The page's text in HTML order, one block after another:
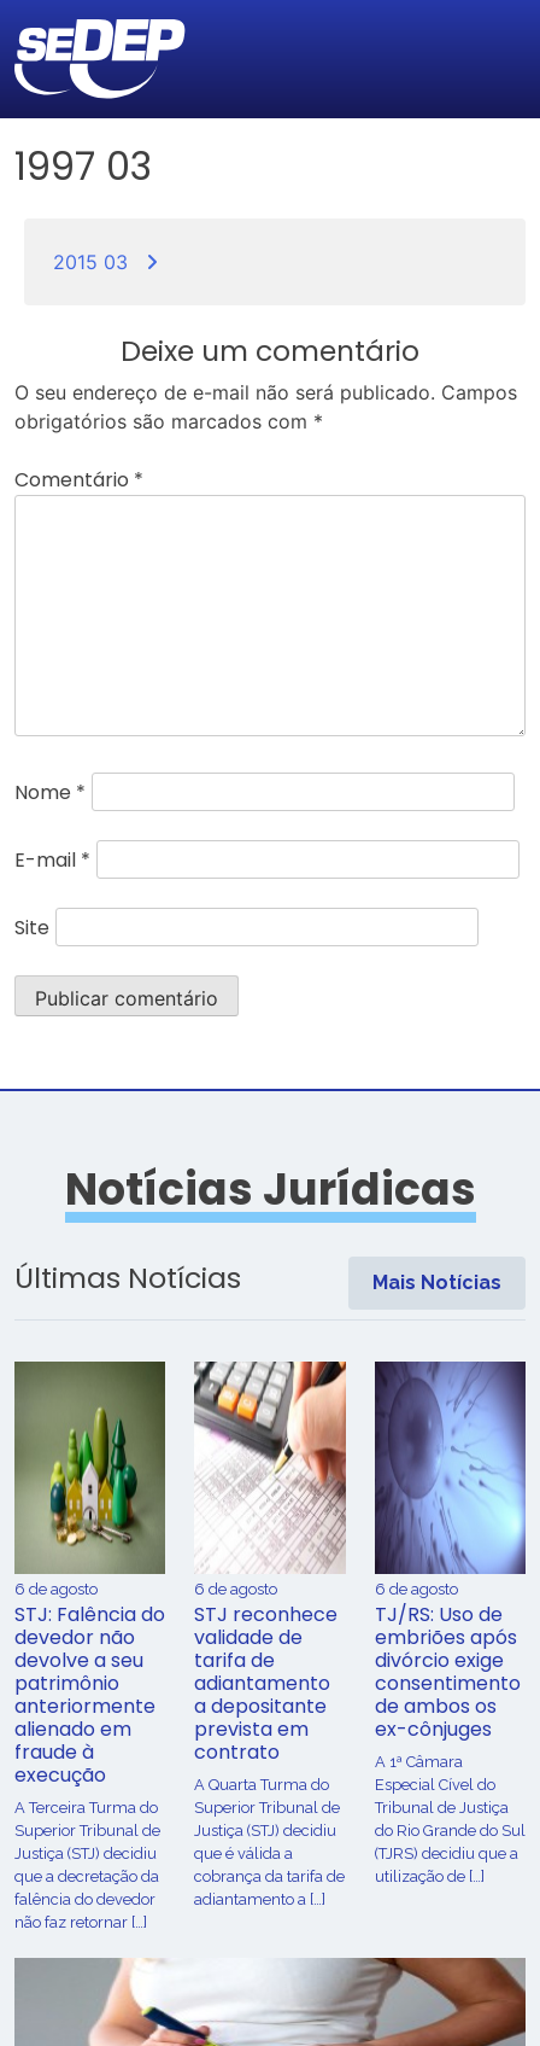
1997 03
2015 03
Deixe um comentário
O seu endereço de e-mail não será publicado. Campos
obrigatórios são marcados com *
Comentário *
Nome *
E-mail *
Site
Notícias Jurídicas
Últimas Notícias Mais Notícias
6 de agosto
STJ: Falência do
devedor não
devolve a seu
patrimônio
anteriormente
alienado em
fraude à
execução
A Terceira Turma do
Superior Tribunal de
Justiça (STJ) decidiu
que a decretação da
falência do devedor
não faz retornar […]
6 de agosto
STJ reconhece
validade de
tarifa de
adiantamento
a depositante
prevista em
contrato
A Quarta Turma do
Superior Tribunal de
Justiça (STJ) decidiu
que é válida a
cobrança da tarifa de
adiantamento a […]
6 de agosto
TJ/RS: Uso de
embriões após
divórcio exige
consentimento
de ambos os
ex-cônjuges
A 1ª Câmara
Especial Cível do
Tribunal de Justiça
do Rio Grande do Sul
(TJRS) decidiu que a
utilização de […]